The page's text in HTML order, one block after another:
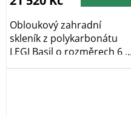
Obloukový zahradní
skleník z polykarbonátu
LEGI Basil o rozměrech 6 x
3 m a výšce 2,10...